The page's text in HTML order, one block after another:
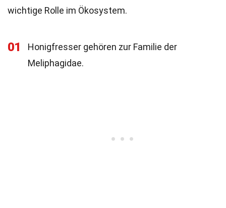
wichtige Rolle im Ökosystem.
01
Honigfresser gehören zur Familie der
Meliphagidae.